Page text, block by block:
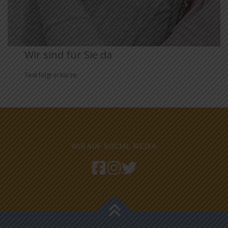
Wir sind für Sie da
Text folgt in Kürze.
WIR AUF SOCIAL MEDIA